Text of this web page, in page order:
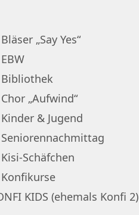
„Say Yes“
„Aufwind“
& Jugend
Schäfchen
KIDS (ehemals Konfi 2)